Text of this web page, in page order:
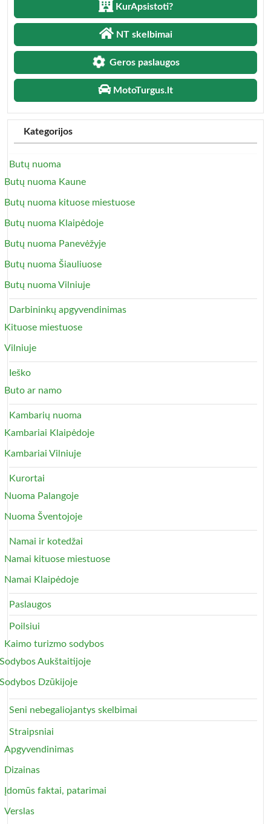
KurApsistoti?
NT skelbimai
Geros paslaugos
MotoTurgus.lt
Kategorijos
Butų nuoma
Butų nuoma Kaune
Butų nuoma kituose miestuose
Butų nuoma Klaipėdoje
Butų nuoma Panevėžyje
Butų nuoma Šiauliuose
Butų nuoma Vilniuje
Darbininkų apgyvendinimas
Kituose miestuose
Vilniuje
Ieško
Buto ar namo
Kambarių nuoma
Kambariai Klaipėdoje
Kambariai Vilniuje
Kurortai
Nuoma Palangoje
Nuoma Šventojoje
Namai ir kotedžai
Namai kituose miestuose
Namai Klaipėdoje
Paslaugos
Poilsiui
Kaimo turizmo sodybos
Sodybos Aukštaitijoje
Sodybos Dzūkijoje
Seni nebegaliojantys skelbimai
Straipsniai
Apgyvendinimas
Dizainas
Įdomūs faktai, patarimai
Verslas